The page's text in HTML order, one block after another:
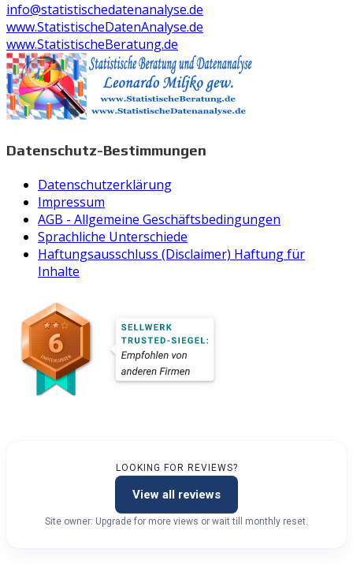
info@statistischedatenanalyse.de
www.StatistischeDatenAnalyse.de
www.StatistischeBeratung.de
Datenschutz-Bestimmungen
Datenschutzerklärung
Impressum
AGB - Allgemeine Geschäftsbedingungen
Sprachliche Unterschiede
Haftungsausschluss (Disclaimer) Haftung für
Inhalte
LOOKING FOR REVIEWS?
View all reviews
Site owner: Upgrade for more views or wait till monthly reset.